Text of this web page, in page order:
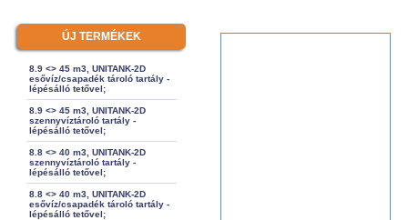
ÚJ TERMÉKEK
8.9 <> 45 m3, UNITANK-2D
esővíz/csapadék tároló tartály -
lépésálló tetővel;
8.9 <> 45 m3, UNITANK-2D
szennyvíztároló tartály -
lépésálló tetővel;
8.8 <> 40 m3, UNITANK-2D
szennyvíztároló tartály -
lépésálló tetővel;
8.8 <> 40 m3, UNITANK-2D
esővíz/csapadék tároló tartály -
lépésálló tetővel;